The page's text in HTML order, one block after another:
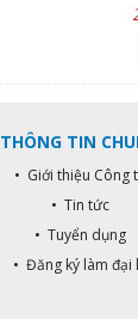
cm Áp
Bar
THÔNG TIN
• Giới thiệu Công
• Tin tức
• Tuyển dụng
• Đăng ký làm đại